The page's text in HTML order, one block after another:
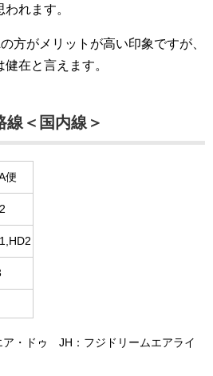
れます。
方がメリットが高い印象ですが、
在と言えます。
線＜国内線＞
便
・ドゥ JH：フジドリームエアライ